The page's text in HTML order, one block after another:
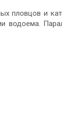
пловцов и
водоема.